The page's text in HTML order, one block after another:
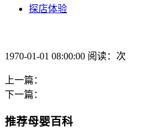
探店体验
1970-01-01 08:00:00 阅读：次
上一篇：
下一篇：
推荐母婴百科